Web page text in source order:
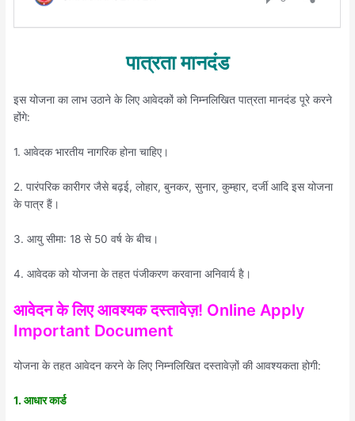
पात्रता मानदंड
इस योजना का लाभ उठाने के लिए आवेदकों को निम्नलिखित पात्रता मानदंड पूरे करने
होंगे:
1. आवेदक भारतीय नागरिक होना चाहिए।
2. पारंपरिक कारीगर जैसे बढ़ई, लोहार, बुनकर, सुनार, कुम्हार, दर्जी आदि इस योजना
के पात्र हैं।
3. आयु सीमा: 18 से 50 वर्ष के बीच।
4. आवेदक को योजना के तहत पंजीकरण करवाना अनिवार्य है।
आवेदन के लिए आवश्यक दस्तावेज़! Online Apply
Important Document
योजना के तहत आवेदन करने के लिए निम्नलिखित दस्तावेज़ों की आवश्यकता होगी:
1. आधार कार्ड